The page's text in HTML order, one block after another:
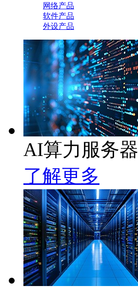
网络产品
软件产品
外设产品
AI算力服务器
了解更多